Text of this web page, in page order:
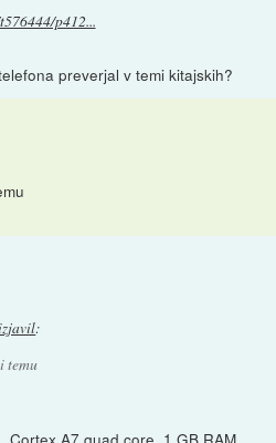
p412...
preverjal v temi kitajskih?
:
temu